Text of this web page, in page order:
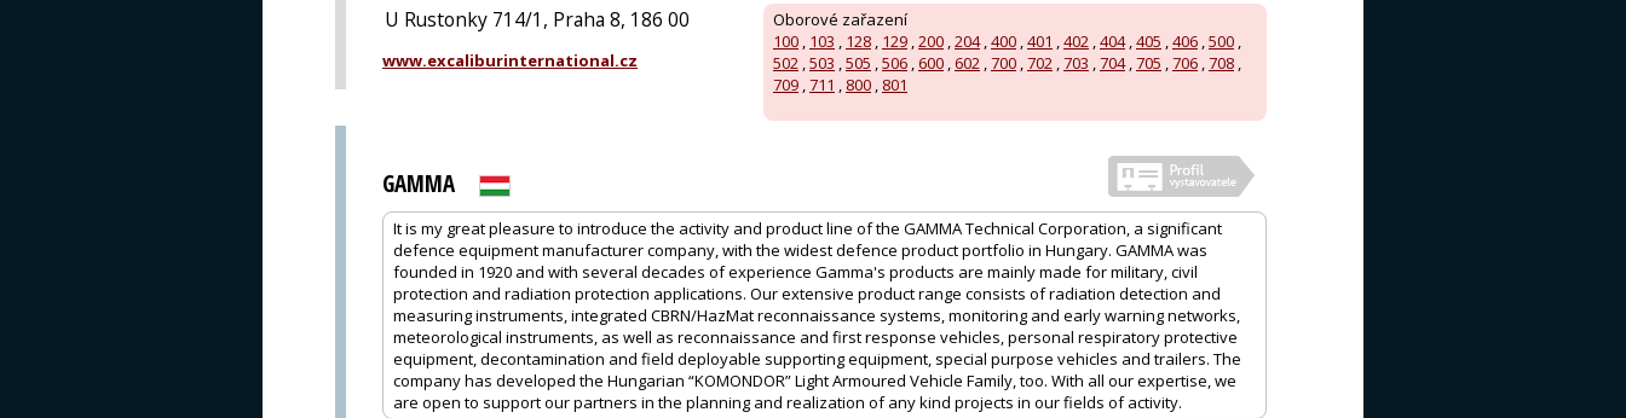
Oborové zařazení
100 , 103 , 128 , 129 ,200 ,204,400 ,401 ,402 ,404,405 ,406 ,500 ,
502 ,503 ,505 ,506 , 600 , 602 ,700 ,702 ,703 ,704,705 ,706 ,708 ,
709 ,711 , 800 , 801
U Rustonky 714/1, Praha 8, 186 00
www.excaliburinternational.cz
GAMMA
It is my great pleasure to introduce the activity and product line of the GAMMA Technical Corporation, a significant
defence equipment manufacturer company, with the widest defence product portfolio in Hungary. GAMMA was
founded in 1920 and with several decades of experience Gamma's products are mainly made for military, civil
protection and radiation protection applications. Our extensive product range consists of radiation detection and
measuring instruments, integrated CBRN/HazMat reconnaissance systems, monitoring and early warning networks,
meteorological instruments, as well as reconnaissance and first response vehicles, personal respiratory protective
equipment, decontamination and field deployable supporting equipment, special purpose vehicles and trailers. The
company has developed the Hungarian “KOMONDOR” Light Armoured Vehicle Family, too. With all our expertise, we
are open to support our partners in the planning and realization of any kind projects in our fields of activity.